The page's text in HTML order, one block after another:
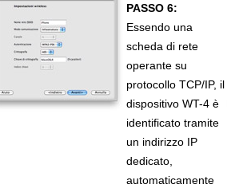
PASSO 6:
Essendo una
scheda di rete
operante su
protocollo TCP/IP, il
dispositivo WT-4 è
identificato tramite
un indirizzo IP
dedicato,
automaticamente